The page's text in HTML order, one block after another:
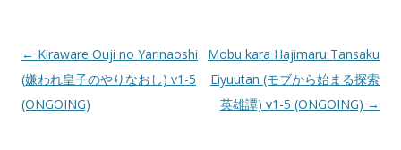
Post
navigation
← Kiraware Ouji no Yarinaoshi
(嫌われ皇子のやりなおし) v1-5
(ONGOING)
Mobu kara Hajimaru Tansaku
Eiyuutan (モブから始まる探索
英雄譚) v1-5 (ONGOING) →